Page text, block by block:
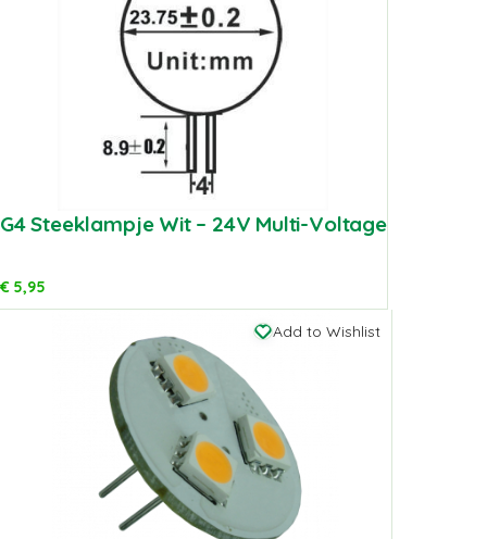
G4 Steeklampje Wit – 24V Multi-Voltage
€5,95
Add to Wishlist